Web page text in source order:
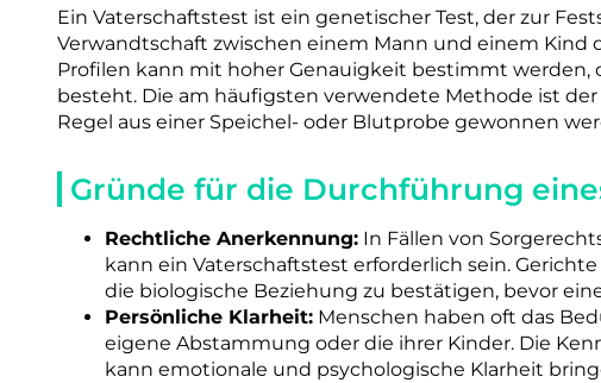
Ein Vaterschaftstest ist ein genetischer Test, der zur
Verwandtschaft zwischen einem Mann und einem Kind
Profilen kann mit hoher Genauigkeit bestimmt werden,
besteht. Die am häufigsten verwendete Methode ist
Regel aus einer Speichel- oder Blutprobe gewonnen
Gründe für die Durchführung
Rechtliche Anerkennung: In Fällen von
kann ein Vaterschaftstest erforderlich sein.
die biologische Beziehung zu bestätigen, bevor
Persönliche Klarheit: Menschen haben oft das
eigene Abstammung oder die ihrer Kinder. Die
kann emotionale und psychologische Klarheit